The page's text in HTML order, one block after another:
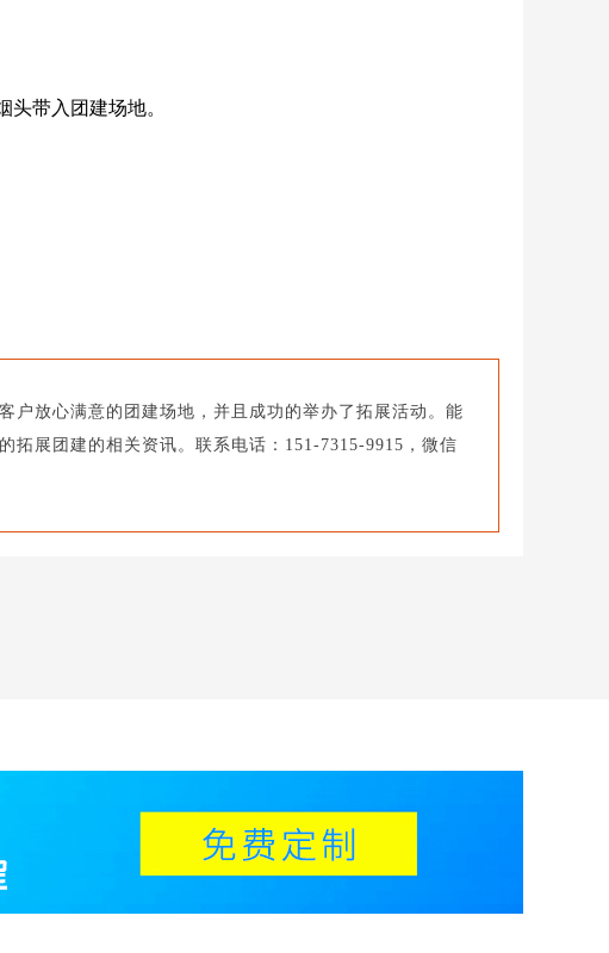
带入团建场地。
户放心满意的团建场地，并且成功的举办了拓展活动。能
拓展团建的相关资讯。联系电话：151-7315-9915，微信